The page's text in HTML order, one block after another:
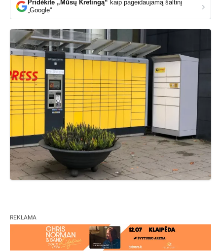
Pridėkite „Mūsų Kretingą“ kaip pageidaujamą šaltinį
„Google“
›
REKLAMA